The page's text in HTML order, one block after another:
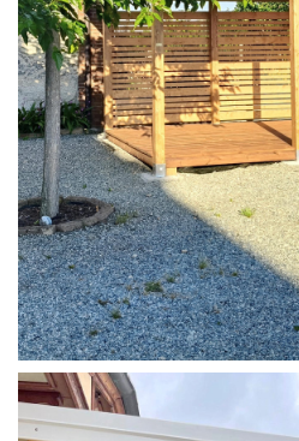
PERGOLA CON PAVIMENTO E